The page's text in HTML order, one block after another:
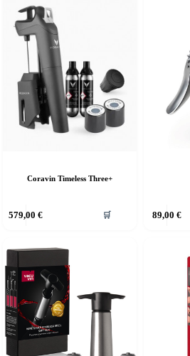
Coravin Timeless Three+
579,00€ 🛒 89,00 €